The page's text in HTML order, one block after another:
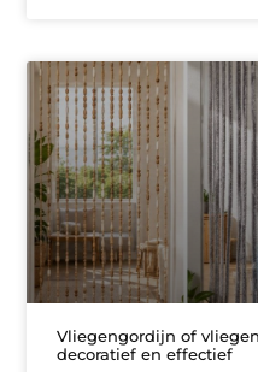
Vliegengordijn of
decoratief en effectief